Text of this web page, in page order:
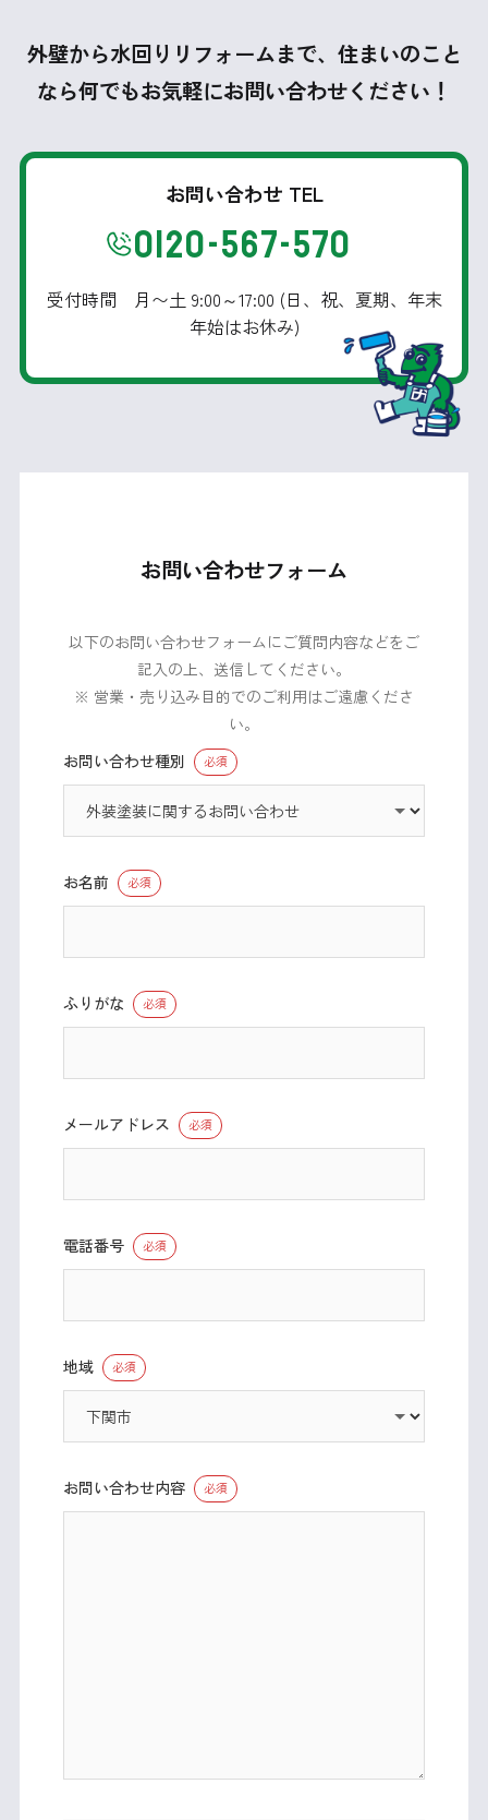
外壁から水回りリフォームまで、住まいのこと
なら何でもお気軽にお問い合わせください！
お問い合わせ TEL
0120-567-570
受付時間 月〜土 9:00～17:00 (日、祝、夏期、年末
年始はお休み)
お問い合わせフォーム
以下のお問い合わせフォームにご質問内容などをご
記入の上、送信してください。
※ 営業・売り込み目的でのご利用はご遠慮くださ
い。
お問い合わせ種別
必須
お名前 必須
ふりがな 必須
メールアドレス 必須
電話番号 必須
地域 必須
お問い合わせ内容 必須